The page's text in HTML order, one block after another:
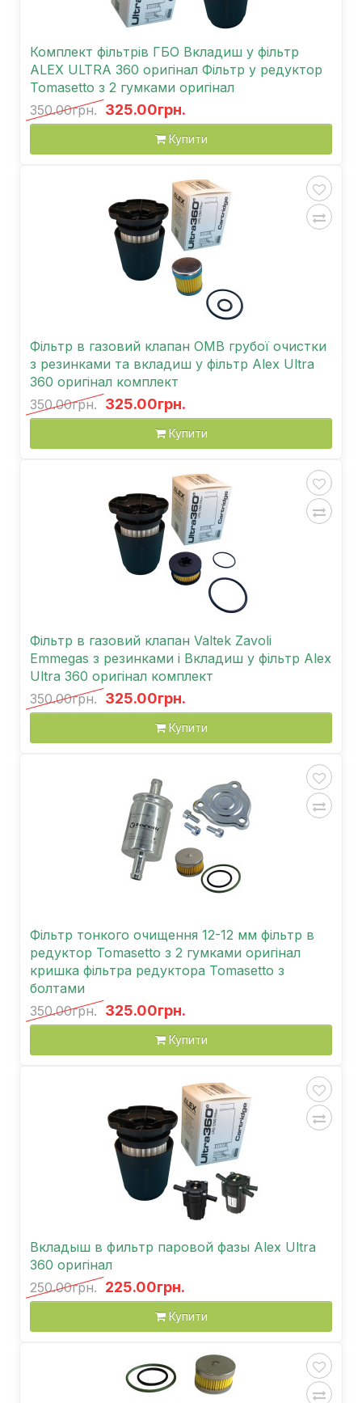
Комплект фільтрів ГБО Вкладиш у фільтр
ALEX ULTRA 360 оригінал Фільтр у редуктор
Tomasetto з 2 гумками оригінал
350.00грн. 325.00грн.
Купити
Фільтр в газовий клапан OMB грубої очистки
з резинками та вкладиш у фільтр Alex Ultra
360 оригінал комплект
350.00грн. 325.00грн.
Купити
Фільтр в газовий клапан Valtek Zavoli
Emmegas з резинками і Вкладиш у фільтр Alex
Ultra 360 оригінал комплект
350.00грн. 325.00грн.
Купити
Фільтр тонкого очищення 12-12 мм фільтр в
редуктор Tomasetto з 2 гумками оригінал
кришка фільтра редуктора Tomasetto з
болтами
350.00грн. 325.00грн.
Купити
Вкладыш в фильтр паровой фазы Аlex Ultra
360 оригінал
250.00грн. 225.00грн.
Купити